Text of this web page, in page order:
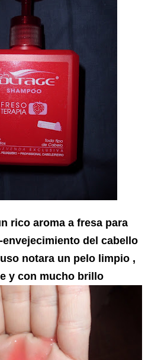
rico aroma a fresa para
del cabello
notara un pelo limpio ,
y con mucho brillo